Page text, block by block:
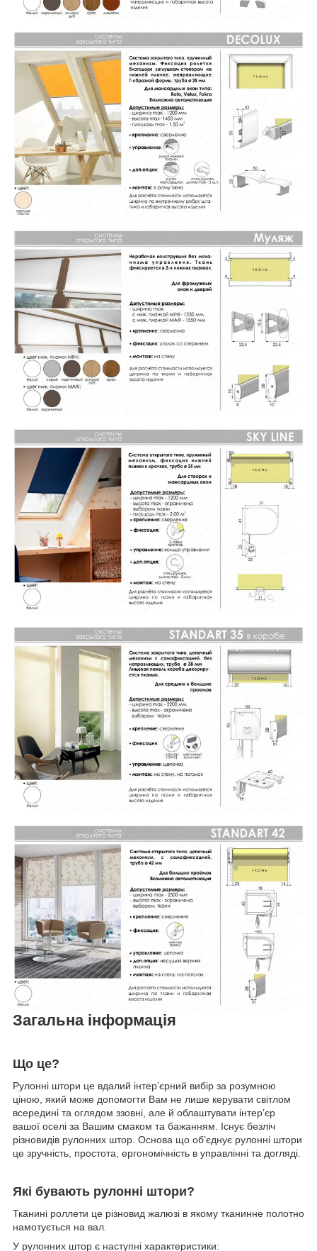
Загальна інформація
Що це?
Рулонні штори це вдалий інтер’єрний вибір за розумною
ціною, який може допомогти Вам не лише керувати світлом
всередині та оглядом ззовні, але й облаштувати інтер’єр
вашої оселі за Вашим смаком та бажанням. Існує безліч
різновидів рулонних штор. Основа що об’єднує рулонні штори
це зручність, простота, ергономічність в управлінні та догляді.
Які бувають рулонні штори?
Тканині роллети це різновид жалюзі в якому тканинне полотно
намотується на вал.
У рулонних штор є наступні характеристики: